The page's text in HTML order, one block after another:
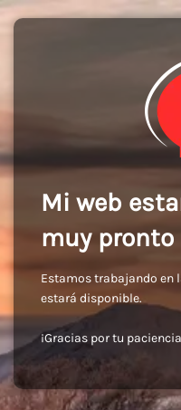
Mi web
muy pronto
Estamos trabajando en
estará disponible.
¡Gracias por tu